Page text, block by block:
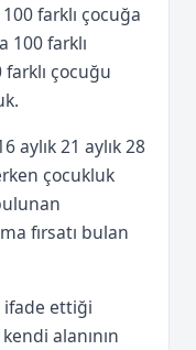
farklı çocuğa
100 farklı
çocuğu
aylık 21 aylık 28
çocukluk
fırsatı bulan
ifade ettiği
alanının